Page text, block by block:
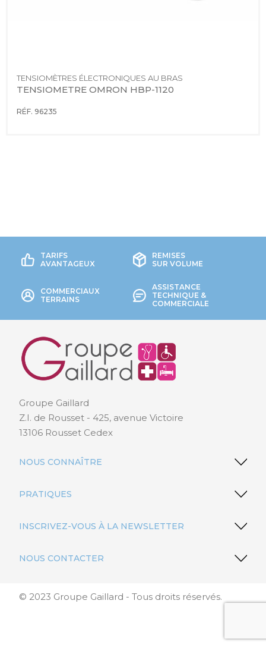
TENSIOMÈTRES ÉLECTRONIQUES AU BRAS
TENSIOMETRE OMRON HBP-1120
RÉF. 96235
TARIFS
AVANTAGEUX
REMISES
SUR VOLUME
COMMERCIAUX
TERRAINS
ASSISTANCE
TECHNIQUE &
COMMERCIALE
Groupe Gaillard
Z.I. de Rousset - 425, avenue Victoire
13106 Rousset Cedex
NOUS CONNAÎTRE
PRATIQUES
INSCRIVEZ-VOUS À LA NEWSLETTER
NOUS CONTACTER
© 2023 Groupe Gaillard - Tous droits réservés.